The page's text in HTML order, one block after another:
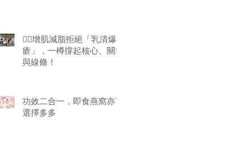
🏋️‍♂️增肌減脂拒絕「乳清爆
瘡」，一樽撐起核心、關節
與線條！
功效二合一，即食燕窩亦可
選擇多多